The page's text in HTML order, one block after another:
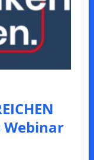
Webinar